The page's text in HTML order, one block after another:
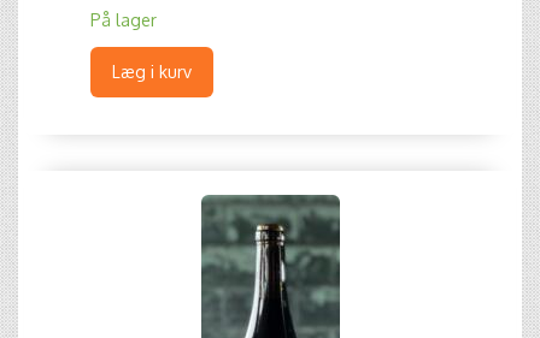
På lager
Læg i kurv